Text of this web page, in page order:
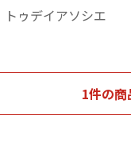
トゥデイアソシエ
1件の商